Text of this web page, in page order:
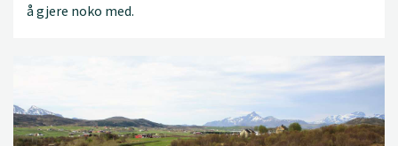
å gjere noko med.